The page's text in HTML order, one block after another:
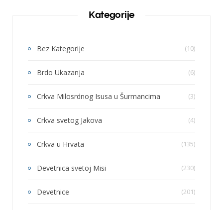
Kategorije
Bez Kategorije (10)
Brdo Ukazanja (6)
Crkva Milosrdnog Isusa u Šurmancima (3)
Crkva svetog Jakova (4)
Crkva u Hrvata (135)
Devetnica svetoj Misi (230)
Devetnice (201)